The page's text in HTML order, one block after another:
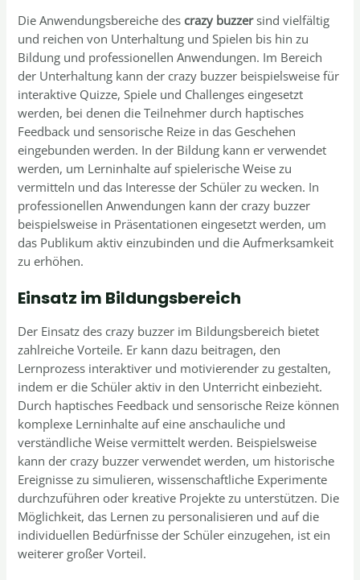
Die Anwendungsbereiche descrazy buzzersind vielfältig
und reichen von Unterhaltung und Spielen bis hin zu
Bildung und professionellen Anwendungen. Im Bereich
der Unterhaltung kann der crazy buzzer beispielsweise für
interaktive Quizze, Spiele und Challenges eingesetzt
werden, bei denen die Teilnehmer durch haptisches
Feedback und sensorische Reize in das Geschehen
eingebunden werden. In der Bildung kann er verwendet
werden, um Lerninhalte auf spielerische Weise zu
vermitteln und das Interesse der Schüler zu wecken. In
professionellen Anwendungen kann der crazy buzzer
beispielsweise in Präsentationen eingesetzt werden, um
das Publikum aktiv einzubinden und die Aufmerksamkeit
zu erhöhen.
Einsatz im Bildungsbereich
Der Einsatz des crazy buzzer im Bildungsbereich bietet
zahlreiche Vorteile. Er kann dazu beitragen, den
Lernprozess interaktiver und motivierender zu gestalten,
indem er die Schüler aktiv in den Unterricht einbezieht.
Durch haptisches Feedback und sensorische Reize können
komplexe Lerninhalte auf eine anschauliche und
verständliche Weise vermittelt werden. Beispielsweise
kann der crazy buzzer verwendet werden, um historische
Ereignisse zu simulieren, wissenschaftliche Experimente
durchzuführen oder kreative Projekte zu unterstützen. Die
Möglichkeit, das Lernen zu personalisieren und auf die
individuellen Bedürfnisse der Schüler einzugehen, ist ein
weiterer großer Vorteil.